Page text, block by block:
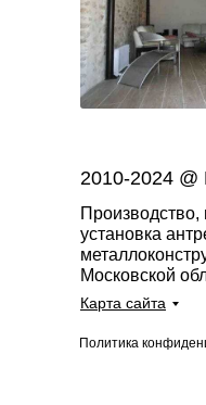
2010-2024
Производство,
установка
Московской
Политика
Карта сайта